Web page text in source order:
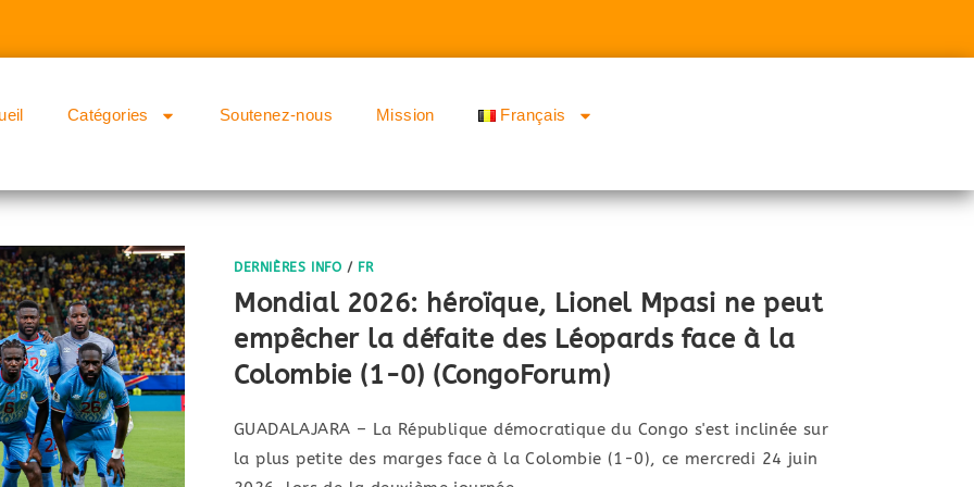
Catégories Soutenez-nous Mission Français
DERNIÈRES INFO / FR
Mondial 2026: héroïque, Lionel Mpasi ne peut
empêcher la défaite des Léopards face à la
Colombie (1-0) (CongoForum)
GUADALAJARA – La République démocratique du Congo s'est inclinée sur
la plus petite des marges face à la Colombie (1-0), ce mercredi 24 juin